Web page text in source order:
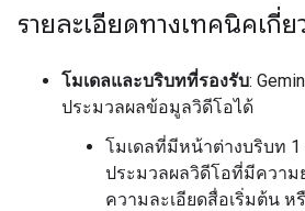
รายละเอียดทางเทคนิคเกี่ย
โมเดลและบริบทที่รองรับ:
ประมวลผลข้อมูลวิดีโอได้
โมเดลที่มีหน้าต่างบริบท
ประมวลผลวิดีโอที่มีความ
ความละเอียดสื่อเริ่มต้น ห